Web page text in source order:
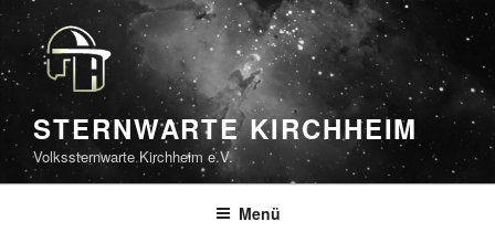
Zum
Inhalt
springen
STERNWARTE KIRCHHEIM
Volkssternwarte Kirchheim e.V.
Menü